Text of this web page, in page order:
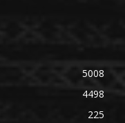
5008
4498
225